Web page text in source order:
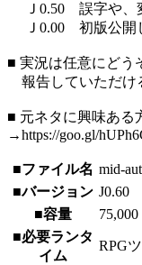
Ｊ0.50 誤字や、変
Ｊ0.00 初版公開
■ 実況は任意にどう
報告していただけ
■ 元ネタに興味ある
→https://goo.gl/
■ファイル名 mid-
■バージョン J0.60
■容量
■必要ランタ
イム
RPG